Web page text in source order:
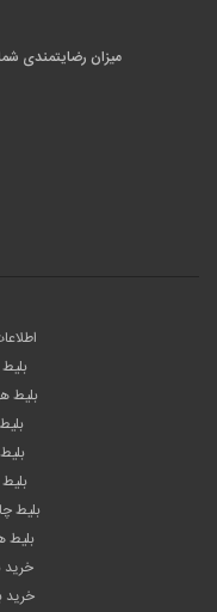
میزان رضایتمندی
بلیط
بلیط
بلیط
خرید
خرید